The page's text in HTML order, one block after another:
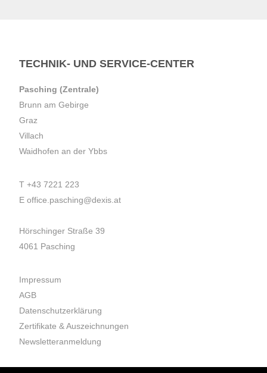
TECHNIK- UND SERVICE-CENTER
Pasching (Zentrale)
Brunn am Gebirge
Graz
Villach
Waidhofen an der Ybbs
T +43 7221 223
E office.pasching@dexis.at
Hörschinger Straße 39
4061 Pasching
Impressum
AGB
Datenschutzerklärung
Zertifikate & Auszeichnungen
Newsletteranmeldung